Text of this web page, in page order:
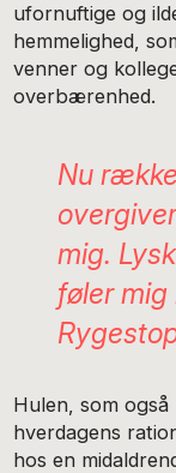
ufornuftige og
hemmelighed,
venner og
overbærenhed.
Nu
mig.
føler mig
Hulen, som
hverdagens
hos en